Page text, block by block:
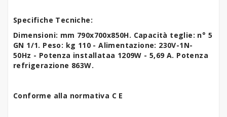
Specifiche Tecniche:
Dimensioni: mm 790x700x850H. Capacità teglie: n° 5
GN 1/1. Peso: kg 110 - Alimentazione: 230V-1N-
50Hz - Potenza installataa 1209W - 5,69 A. Potenza
refrigerazione 863W.
Conforme alla normativa C E